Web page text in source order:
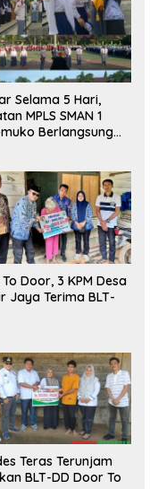
Selama 5 Hari,
MPLS SMAN 1
Berlangsung
Door, 3 KPM Desa
Jaya Terima BLT-
Teras Terunjam
BLT-DD Door To